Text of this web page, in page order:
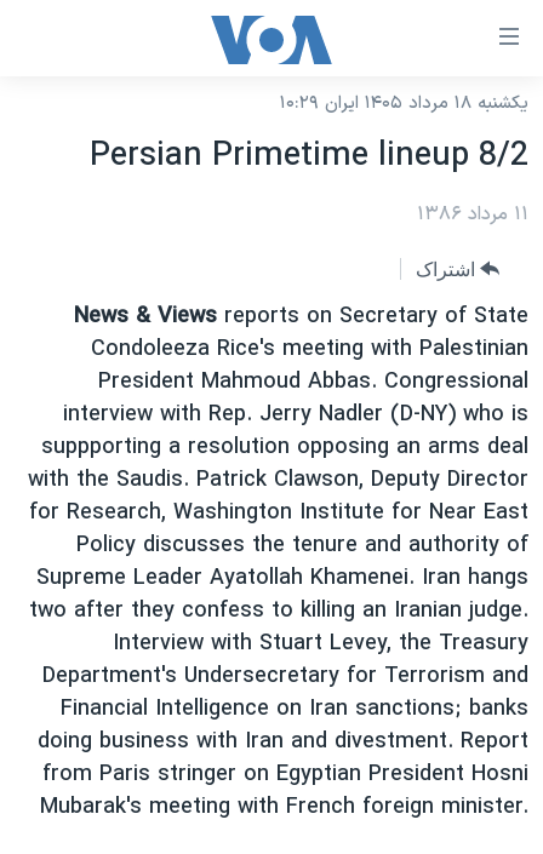
لینکهای
دسترسی
جهش
محتوای
جهش
به
صفحه
اصلی
جهش
به
جستجو
نسخه سبک وب‌سایت
موضوع ها
ایران
آمریکا
جهان
ورزشی
گزیده‌ها
ویژه برنامه‌ها
ویدیوها
فرهنگ و زندگی
حقوق شهروندی
اقتصادی
علم و فناوری
اسرائیل در جنگ
گالری عکس
برنامه های تلویزیونی
جدول برنامه ها
صفحه‌های ویژه
جام جهانی ۲۰۲۶
عملیات خشم حماسی
۲۵۰سالگی آمریکا
بایگانی برنامه‌های تلویزیونی
مستندها
انتخابات ریاست جمهوری آمریکا ۲۰۲۴
حمله جمهوری اسلامی به اسرائیل
رمز مهسا
ورزش زنان در ایران
اعتراضات زن، زندگی، آزادی
فرکانس‌های صدای آمریکا
پخش رادیویی
یادگیری زبان انگلیسی
دنبال کنید
زبانهای مختلف
یکشنبه ۱۸ مرداد ۱۴۰۵ ایران ۱۰:۲۹
Persian Primetime lineup 8/2
۱۱ مرداد ۱۳۸۶
اشتراک
News & Views reports on Secretary of State
Condoleeza Rice's meeting with Palestinian
President Mahmoud Abbas. Congressional
interview with Rep. Jerry Nadler (D-NY) who is
suppporting a resolution opposing an arms deal
with the Saudis. Patrick Clawson, Deputy Director
for Research, Washington Institute for Near East
Policy discusses the tenure and authority of
Supreme Leader Ayatollah Khamenei. Iran hangs
two after they confess to killing an Iranian judge.
Interview with Stuart Levey, the Treasury
Department's Undersecretary for Terrorism and
Financial Intelligence on Iran sanctions; banks
doing business with Iran and divestment. Report
from Paris stringer on Egyptian President Hosni
Mubarak's meeting with French foreign minister.